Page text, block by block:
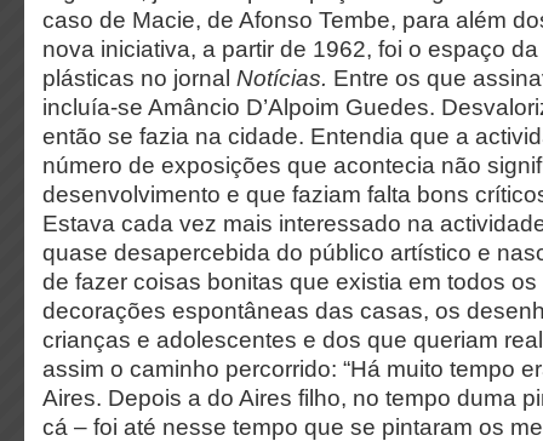
caso de Macie, de Afonso Tembe, para além
nova iniciativa, a partir de 1962, foi o espaço
plásticas no jornal Notícias. Entre os que
incluía-se Amâncio D’Alpoim Guedes.
então se fazia na cidade. Entendia que a
número de exposições que acontecia não
desenvolvimento e que faziam falta bons
Estava cada vez mais interessado na
quase desapercebida do público artístico e
de fazer coisas bonitas que existia em todos
decorações espontâneas das casas, os
crianças e adolescentes e dos que queriam
assim o caminho percorrido: “Há muito tempo
Aires. Depois a do Aires filho, no tempo duma
cá – foi até nesse tempo que se pintaram os